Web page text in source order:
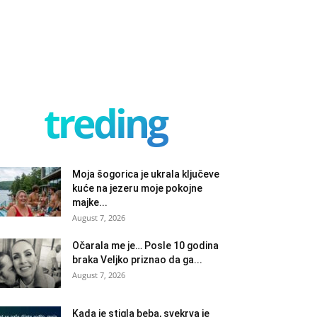
treding
Moja šogorica je ukrala ključeve
kuće na jezeru moje pokojne
majke...
August 7, 2026
Očarala me je… Posle 10 godina
braka Veljko priznao da ga...
August 7, 2026
Kada je stigla beba, svekrva je